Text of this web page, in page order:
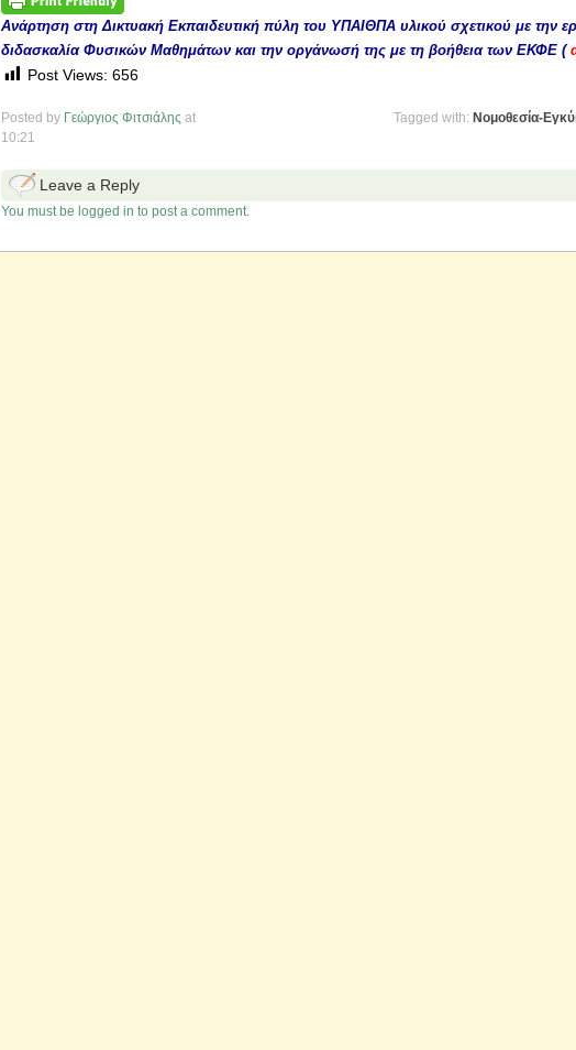
Ανάρτηση στη Δικτυακή Εκπαιδευτική πύλη του ΥΠΑΙΘΠΑ υλικού σχετικού με την
διδασκαλία Φυσικών Μαθημάτων και την οργάνωσή της με τη βοήθεια των ΕΚΦΕ (
Post Views: 656
Posted by Γεώργιος Φιτσιάλης at
10:21
Tagged with: Νομοθεσία-
Leave a Reply
You must be logged in to post a comment.